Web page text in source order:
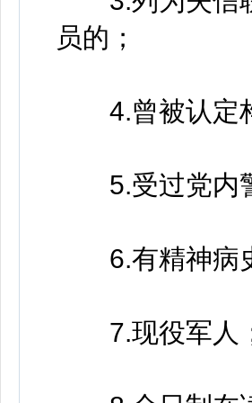
员的；
4.曾被认定
5.受过党内警
6.有精神病
7.现役军人